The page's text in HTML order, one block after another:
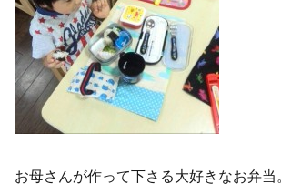
お母さんが作って下さる大好きなお弁当。